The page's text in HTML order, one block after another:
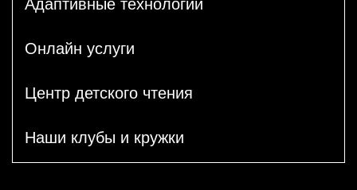
Адаптивные технологии
Онлайн услуги
Центр детского чтения
Наши клубы и кружки